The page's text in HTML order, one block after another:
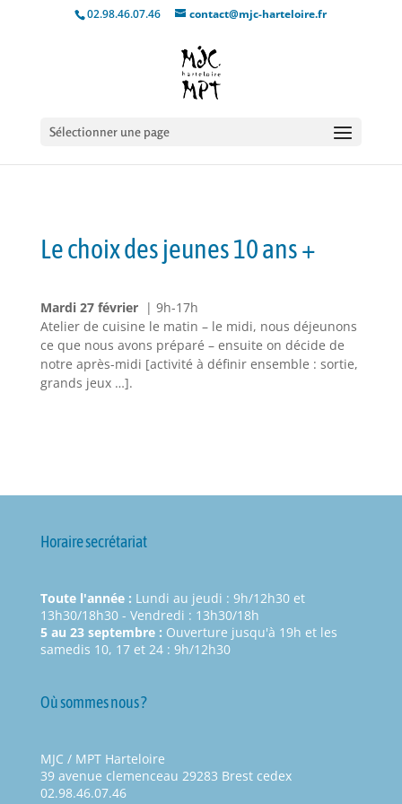
02.98.46.07.46 contact@mjc-harteloire.fr
Sélectionner une page
Le choix des jeunes 10 ans +
Mardi 27 février| 9h-17h
Atelier de cuisine le matin – le midi, nous déjeunons
ce que nous avons préparé – ensuite on décide de
notre après-midi [activité à définir ensemble : sortie,
grands jeux …].
Horaire secrétariat
Toute l'année : Lundi au jeudi : 9h/12h30 et
13h30/18h30 - Vendredi : 13h30/18h
5 au 23 septembre : Ouverture jusqu'à 19h et les
samedis 10, 17 et 24 : 9h/12h30
Où sommes nous ?
MJC / MPT Harteloire
39 avenue clemenceau 29283 Brest cedex
02.98.46.07.46